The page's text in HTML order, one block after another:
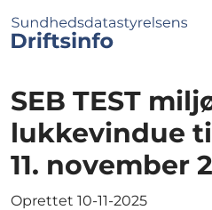
SEB TEST
lukkevindue
11. november
Oprettet 10-11-2025